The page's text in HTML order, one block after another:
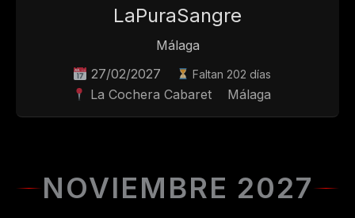
LaPuraSangre
Málaga
27/02/2027
Faltan 202 días
La Cochera Cabaret Málaga
NOVIEMBRE 2027